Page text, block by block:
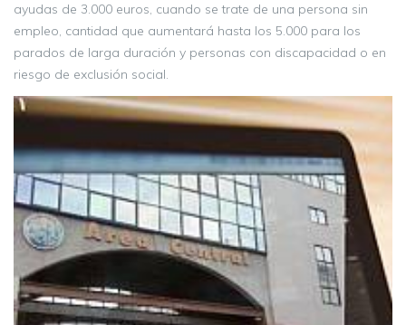
ayudas de 3.000 euros, cuando se trate de una persona sin
empleo, cantidad que aumentará hasta los 5.000 para los
parados de larga duración y personas con discapacidad o en
riesgo de exclusión social.